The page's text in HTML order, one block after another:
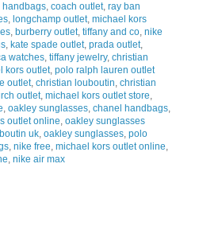
handbags, coach outlet, ray ban
, longchamp outlet, michael kors
, burberry outlet, tiffany and co, nike
, kate spade outlet, prada outlet,
watches, tiffany jewelry, christian
kors outlet, polo ralph lauren outlet
outlet, christian louboutin, christian
outlet, michael kors outlet store,
, oakley sunglasses, chanel handbags,
outlet online, oakley sunglasses
uk, oakley sunglasses, polo
, nike free, michael kors outlet online,
, nike air max